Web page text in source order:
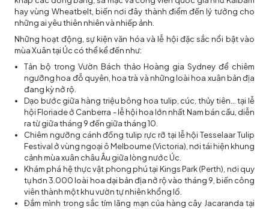
hay vùng Wheatbelt, biến nơi đây thành điểm đến lý tưởng cho
những ai yêu thiên nhiên và nhiếp ảnh.
Những hoạt động, sự kiện văn hóa và lễ hội đặc sắc nổi bật vào
mùa Xuân tại Úc có thể kể đến như:
Tản bộ trong Vườn Bách thảo Hoàng gia Sydney để chiêm
ngưỡng hoa đỗ quyên, hoa trà và những loài hoa xuân bản địa
đang kỳ nở rộ.
Dạo bước giữa hàng triệu bông hoa tulip, cúc, thủy tiên… tại lễ
hội Floriade ở Canberra - lễ hội hoa lớn nhất Nam bán cầu, diễn
ra từ giữa tháng 9 đến giữa tháng 10.
Chiêm ngưỡng cánh đồng tulip rực rỡ tại lễ hội Tesselaar Tulip
Festival ở vùng ngoại ô Melbourne (Victoria), nơi tái hiện khung
cảnh mùa xuân châu Âu giữa lòng nước Úc.
Khám phá hệ thực vật phong phú tại Kings Park (Perth), nơi quy
tụ hơn 3.000 loài hoa dại bản địa nở rộ vào tháng 9, biến công
viên thành một khu vườn tự nhiên khổng lồ.
Đắm mình trong sắc tím lãng mạn của hàng cây Jacaranda tại